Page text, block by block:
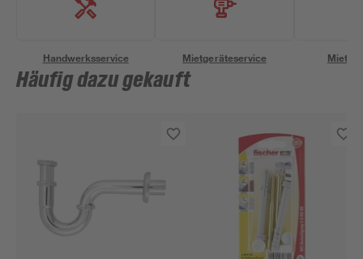
Handwerksservice Mietgeräteservice
Häufig dazu gekauft